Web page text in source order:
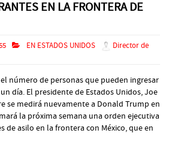
EN LA FRONTERA DE
EN ESTADOS UNIDOS
Director de
número de personas que pueden ingresar
día. El presidente de Estados Unidos, Joe
se medirá nuevamente a Donald Trump en
la próxima semana una orden ejecutiva
de asilo en la frontera con México, que en